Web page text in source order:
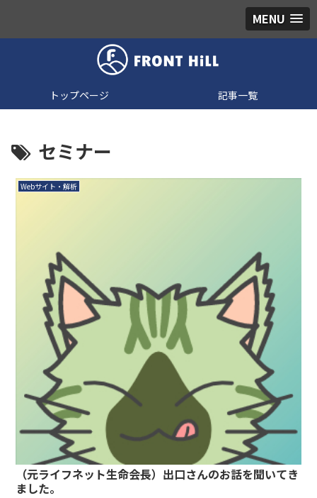
MENU
トップページ 記事一覧
セミナー
Webサイト・解析
（元ライフネット生命会長）出口さんのお話を聞いてき
ました。